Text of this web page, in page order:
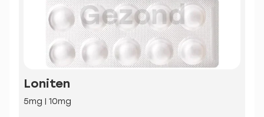
Loniten
5mg | 10mg